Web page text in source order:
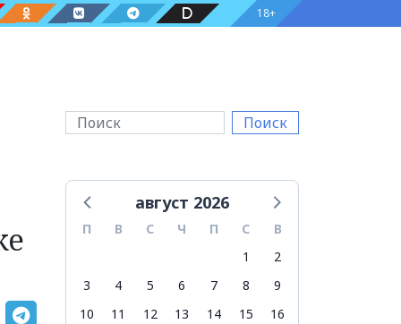
18+
Поиск
август 2026
П В С Ч П С
В
1
2
3
4 5 6 7 8
9
10
11 12 13 14 15
16